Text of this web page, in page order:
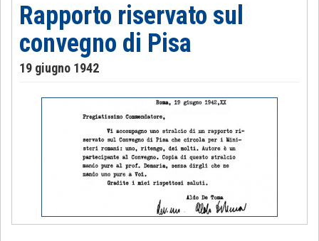
Rapporto riservato sul
convegno di Pisa
19 giugno 1942